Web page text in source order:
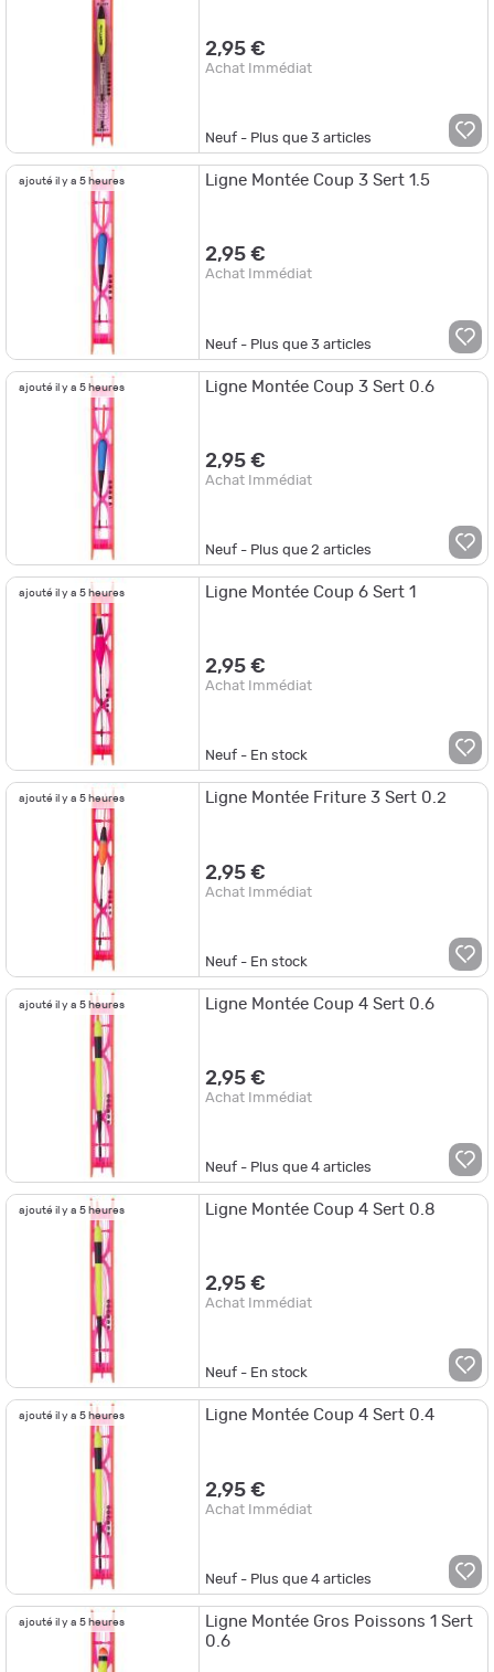
2,95 €
Achat Immédiat
Neuf - Plus que3 articles
ajouté il y a 5 heures Ligne Montée Coup 3 Sert 1.5
2,95 €
Achat Immédiat
Neuf - Plus que3 articles
ajouté il y a 5 heures Ligne Montée Coup 3 Sert 0.6
2,95 €
Achat Immédiat
Neuf - Plus que2 articles
ajouté il y a 5 heures Ligne Montée Coup 6 Sert 1
2,95 €
Achat Immédiat
Neuf - En stock
ajouté il y a 5 heures Ligne Montée Friture 3 Sert 0.2
2,95 €
Achat Immédiat
Neuf - En stock
ajouté il y a 5 heures Ligne Montée Coup 4 Sert 0.6
2,95 €
Achat Immédiat
Neuf - Plus que4 articles
ajouté il y a 5 heures Ligne Montée Coup 4 Sert 0.8
2,95 €
Achat Immédiat
Neuf - En stock
ajouté il y a 5 heures Ligne Montée Coup 4 Sert 0.4
2,95 €
Achat Immédiat
Neuf - Plus que4 articles
ajouté il y a 5 heures
Ligne Montée Gros Poissons 1 Sert
0.6